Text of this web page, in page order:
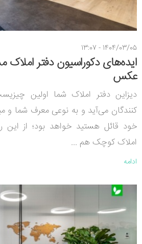
1404/03/05 - 13:07
ایده‌های دکوراسیون دفتر
عکس
دیزاین دفتر املاک شما اولین
کنندگان می‌آید و به نوعی معرف شما و
خود قائل هستید خواهد بود؛ از این
املاک کوچک هم ...
ادامه